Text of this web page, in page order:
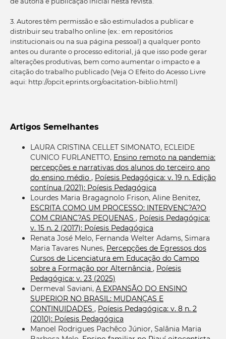
3. Autores têm permissão e são estimulados a publicar e
distribuir seu trabalho online (ex.: em repositórios
institucionais ou na sua página pessoal) a qualquer ponto
antes ou durante o processo editorial, já que isso pode gerar
alterações produtivas, bem como aumentar o impacto e a
citação do trabalho publicado (Veja O Efeito do Acesso Livre
aqui: http://opcit.eprints.org/oacitation-biblio.html)
Artigos Semelhantes
LAURA CRISTINA CELLET SIMONATO, ECLEIDE
CUNICO FURLANETTO, Ensino remoto na pandemia:
percepções e narrativas dos alunos do terceiro ano
do ensino médio , Poíesis Pedagógica: v. 19 n. Edição
contínua (2021): Poíesis Pedagógica
Lourdes Maria Bragagnolo Frison, Aline Benitez,
ESCRITA COMO UM PROCESSO: INTERVENC?A?O
COM CRIANC?AS PEQUENAS , Poíesis Pedagógica:
v. 15 n. 2 (2017): Poíesis Pedagógica
Renata José Melo, Fernanda Welter Adams, Simara
Maria Tavares Nunes, Percepções de Egressos dos
Cursos de Licenciatura em Educação do Campo
sobre a Formação por Alternância , Poíesis
Pedagógica: v. 23 (2025)
Dermeval Saviani, A EXPANSÃO DO ENSINO
SUPERIOR NO BRASIL: MUDANÇAS E
CONTINUIDADES , Poíesis Pedagógica: v. 8 n. 2
(2010): Poíesis Pedagógica
Manoel Rodrigues Pachêco Júnior, Salânia Maria